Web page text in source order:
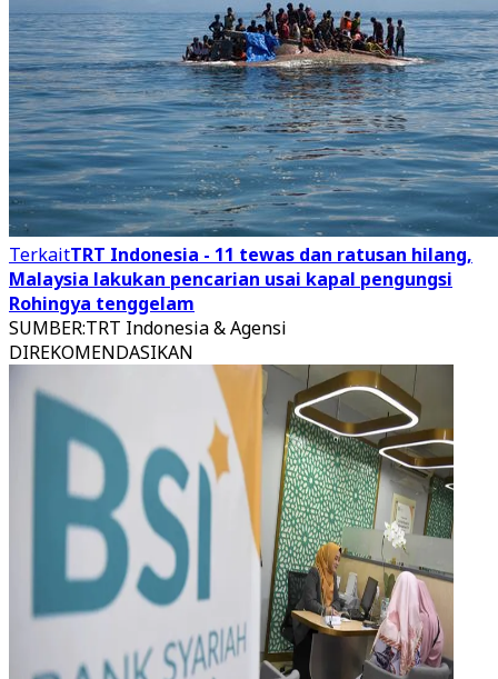
TerkaitTRT Indonesia - 11 tewas dan ratusan hilang,
Malaysia lakukan pencarian usai kapal pengungsi
Rohingya tenggelam
SUMBER:TRT Indonesia & Agensi
DIREKOMENDASIKAN